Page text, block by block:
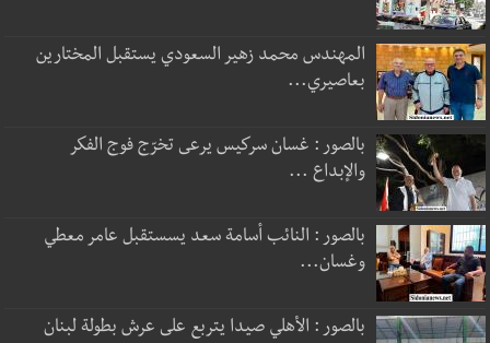
المهندس محمد زهير السعودي يستقبل المختارين
بعاصيري...
بالصور : غسان سركيس يرعى تخرّج فوج الفكر
والإبداع ...
بالصور : النائب أسامة سعد يسستقبل عامر معطي
وغسان...
بالصور : الأهلي صيدا يتربع على عرش بطولة لبنان